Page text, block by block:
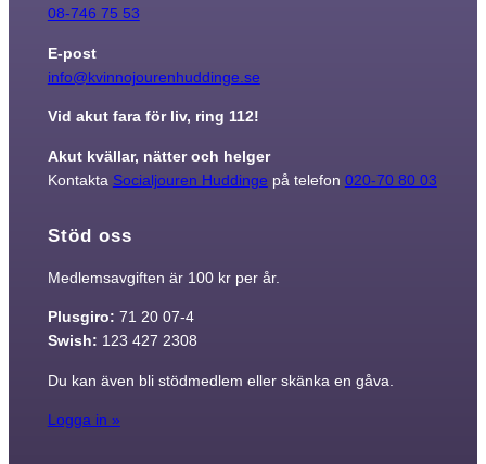
08-746 75 53
E-post
info@kvinnojourenhuddinge.se
Vid akut fara för liv, ring 112!
Akut kvällar, nätter och helger
Kontakta Socialjouren Huddinge på telefon 020-70 80 03
Stöd oss
Medlemsavgiften är 100 kr per år.
Plusgiro: 71 20 07-4
Swish: 123 427 2308
Du kan även bli stödmedlem eller skänka en gåva.
Logga in »
med dig av dina
beteende när du
surfar ökar du
chansen att få se
anpassat innehåll